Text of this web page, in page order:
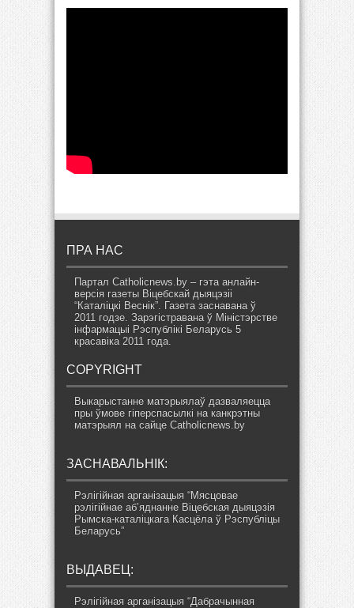
ПРА НАС
Партал Catholicnews.by – гэта анлайн-
версія газеты Віцебскай дыяцэзіі
“Каталіцкі Веснік”. Газета заснавана ў
2011 годзе. Зарэгістравана ў Міністэрстве
інфармацыі Рэспублікі Беларусь 5
красавіка 2011 года.
COPYRIGHT
Выкарыстанне матэрыялаў дазваляецца
пры ўмове гіперспасылкі на канкрэтны
матэрыял на сайце Catholicnews.by
ЗАСНАВАЛЬНІК:
Рэлігійная арганізацыя “Мясцовае
рэлігійнае аб’яднанне Віцебская дыяцэзія
Рымска-каталіцкага Касцёла ў Рэспубліцы
Беларусь”
ВЫДАВЕЦ:
Рэлігійная арганізацыя “Дабрачынная